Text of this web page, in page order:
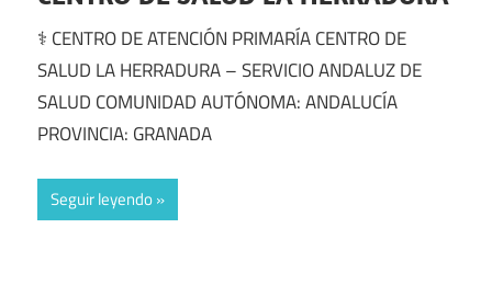
⚕️ CENTRO DE ATENCIÓN PRIMARÍA CENTRO DE
SALUD LA HERRADURA – SERVICIO ANDALUZ DE
SALUD COMUNIDAD AUTÓNOMA: ANDALUCÍA
PROVINCIA: GRANADA
Seguir leyendo